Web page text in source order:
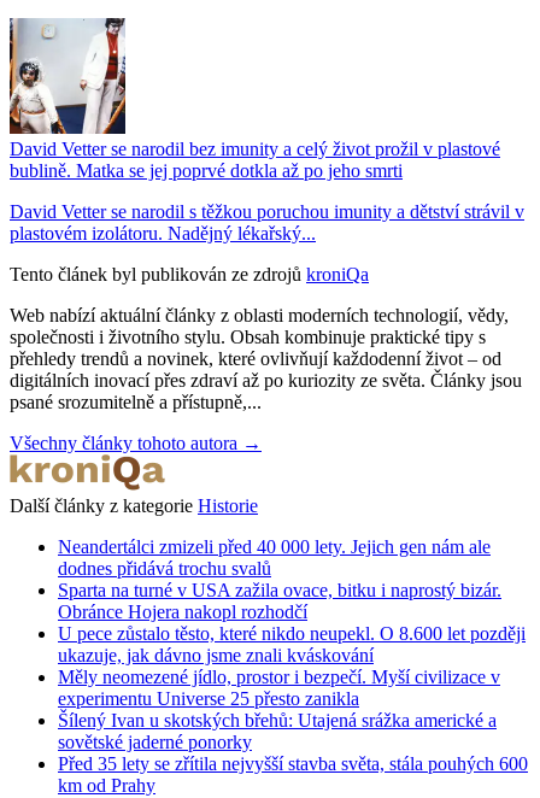
David Vetter se narodil bez imunity a celý život prožil v plastové
bublině. Matka se jej poprvé dotkla až po jeho smrti
David Vetter se narodil s těžkou poruchou imunity a dětství strávil v
plastovém izolátoru. Nadějný lékařský...
Tento článek byl publikován ze zdrojů kroniQa
Web nabízí aktuální články z oblasti moderních technologií, vědy,
společnosti i životního stylu. Obsah kombinuje praktické tipy s
přehledy trendů a novinek, které ovlivňují každodenní život – od
digitálních inovací přes zdraví až po kuriozity ze světa. Články jsou
psané srozumitelně a přístupně,...
Všechny články tohoto autora →
Další články z kategorie Historie
Neandertálci zmizeli před 40 000 lety. Jejich gen nám ale
dodnes přidává trochu svalů
Sparta na turné v USA zažila ovace, bitku i naprostý bizár.
Obránce Hojera nakopl rozhodčí
U pece zůstalo těsto, které nikdo neupekl. O 8.600 let později
ukazuje, jak dávno jsme znali kváskování
Měly neomezené jídlo, prostor i bezpečí. Myší civilizace v
experimentu Universe 25 přesto zanikla
Šílený Ivan u skotských břehů: Utajená srážka americké a
sovětské jaderné ponorky
Před 35 lety se zřítila nejvyšší stavba světa, stála pouhých 600
km od Prahy